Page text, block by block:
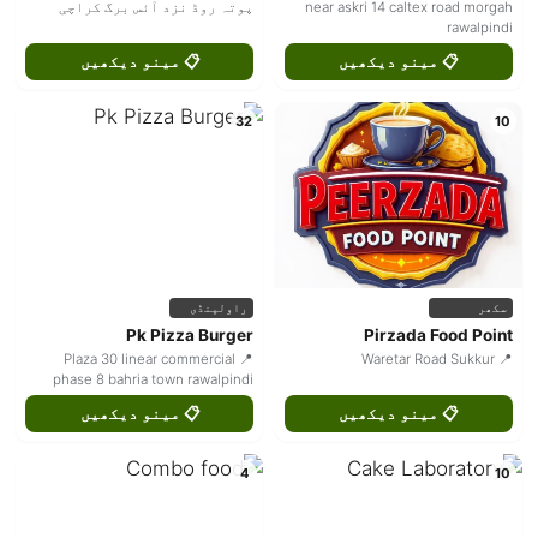
near askri 14 caltex road morgah
rawalpindi
📋 مینو دیکھیں
پوتہ روڈ نزد آئس برگ کراچی
📋 مینو دیکھیں
10
سکھر
Pirzada Food Point
📍 Waretar Road Sukkur
📋 مینو دیکھیں
32
راولپنڈی
Pk Pizza Burger
📍 Plaza 30 linear commercial
phase 8 bahria town rawalpindi
📋 مینو دیکھیں
10
4